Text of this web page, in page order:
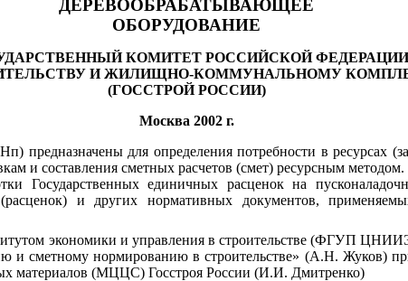
ДЕРЕВООБРАБАТЫВАЮЩЕЕ
ОБОРУДОВАНИЕ
КОМИТЕТ РОССИЙСКОЙ ФЕДЕРАЦИИ
И ЖИЛИЩНО-КОММУНАЛЬНОМУ
(ГОССТРОЙ РОССИИ)
Москва 2002 г.
для определения потребности в ресурсах
и составления сметных расчетов (смет) ресурсным методом.
Государственных единичных расценок на
и других нормативных документов,
экономики и управления в строительстве (ФГУП
и сметному нормированию в строительстве» (А.Н. Жуков)
материалов (МЦЦС) Госстроя России (И.И. Дмитренко)